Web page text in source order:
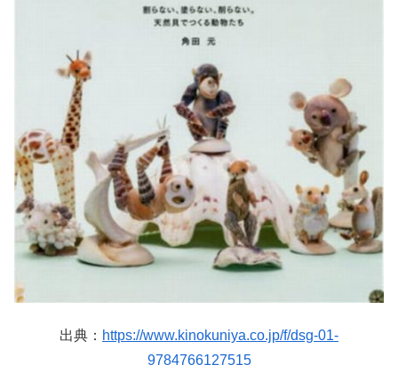
出典： https://www.kinokuniya.co.jp/f/dsg-01-
9784766127515